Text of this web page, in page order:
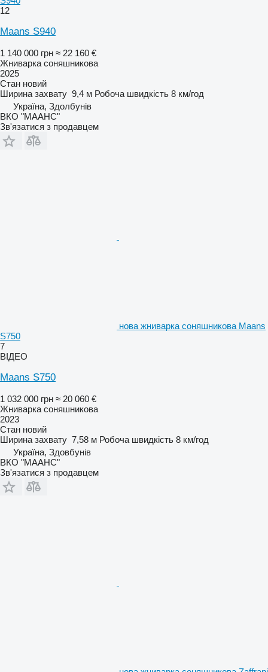
12
Maans S940
1 140 000 грн ≈ 22 160 €
Жниварка соняшникова
2025
Стан новий
Ширина захвату 9,4 м Робоча швидкість 8 км/год
Україна, Здолбунів
ВКО "МААНС"
Зв'язатися з продавцем
нова жниварка соняшникова Maans
S750
7
ВІДЕО
Maans S750
1 032 000 грн ≈ 20 060 €
Жниварка соняшникова
2023
Стан новий
Ширина захвату 7,58 м Робоча швидкість 8 км/год
Україна, Здовбунів
ВКО "МААНС"
Зв'язатися з продавцем